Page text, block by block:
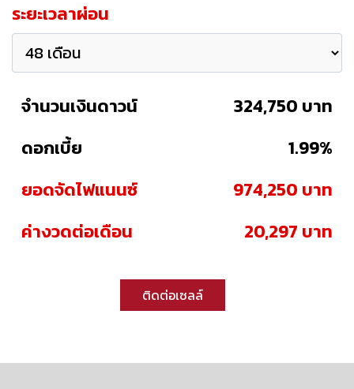
ระยะเวลาผ่อน
จำนวนเงินดาวน์
324,750 บาท
ดอกเบี้ย
1.99%
ยอดจัดไฟแนนซ์
974,250 บาท
ค่างวดต่อเดือน
20,297 บาท
ติดต่อเซลล์